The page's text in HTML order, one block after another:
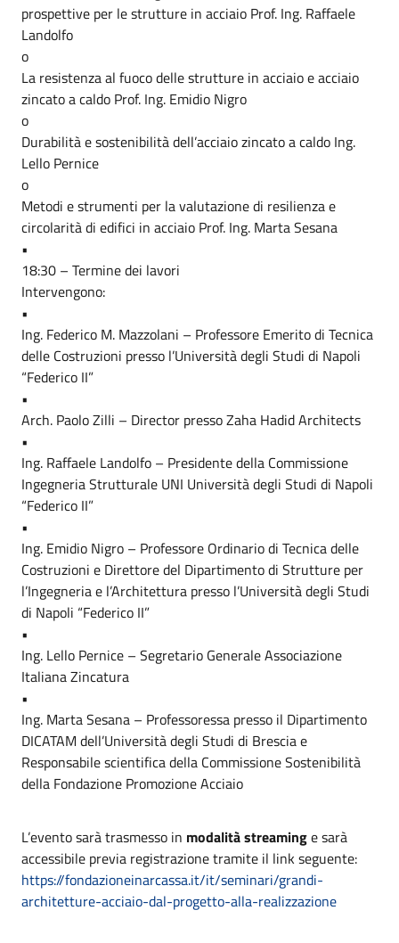
prospettive per le strutture in acciaio Prof. Ing. Raffaele
Landolfo
o
La resistenza al fuoco delle strutture in acciaio e acciaio
zincato a caldo Prof. Ing. Emidio Nigro
o
Durabilità e sostenibilità dell’acciaio zincato a caldo Ing.
Lello Pernice
o
Metodi e strumenti per la valutazione di resilienza e
circolarità di edifici in acciaio Prof. Ing. Marta Sesana
•
18:30 – Termine dei lavori
Intervengono:
•
Ing. Federico M. Mazzolani – Professore Emerito di Tecnica
delle Costruzioni presso l’Università degli Studi di Napoli
“Federico II”
•
Arch. Paolo Zilli – Director presso Zaha Hadid Architects
•
Ing. Raffaele Landolfo – Presidente della Commissione
Ingegneria Strutturale UNI Università degli Studi di Napoli
“Federico II”
•
Ing. Emidio Nigro – Professore Ordinario di Tecnica delle
Costruzioni e Direttore del Dipartimento di Strutture per
l’Ingegneria e l’Architettura presso l’Università degli Studi
di Napoli “Federico II”
•
Ing. Lello Pernice – Segretario Generale Associazione
Italiana Zincatura
•
Ing. Marta Sesana – Professoressa presso il Dipartimento
DICATAM dell’Università degli Studi di Brescia e
Responsabile scientifica della Commissione Sostenibilità
della Fondazione Promozione Acciaio
L’evento sarà trasmesso in modalità streaminge sarà
accessibile previa registrazione tramite il link seguente:
https://fondazioneinarcassa.it/it/seminari/grandi-
architetture-acciaio-dal-progetto-alla-realizzazione